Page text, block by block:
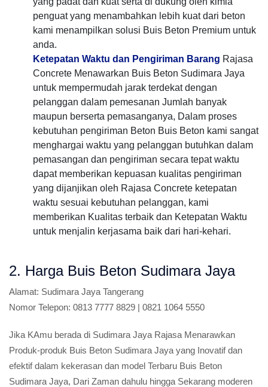
penguat yang menambahkan lebih kuat dari beton
kami menampilkan solusi Buis Beton Premium untuk
anda.
Ketepatan Waktu dan Pengiriman Barang Rajasa
Concrete Menawarkan Buis Beton Sudimara Jaya
untuk mempermudah jarak terdekat dengan
pelanggan dalam pemesanan Jumlah banyak
maupun berserta pemasanganya, Dalam proses
kebutuhan pengiriman Beton Buis Beton kami sangat
menghargai waktu yang pelanggan butuhkan dalam
pemasangan dan pengiriman secara tepat waktu
dapat memberikan kepuasan kualitas pengiriman
yang dijanjikan oleh Rajasa Concrete ketepatan
waktu sesuai kebutuhan pelanggan, kami
memberikan Kualitas terbaik dan Ketepatan Waktu
untuk menjalin kerjasama baik dari hari-kehari.
2. Harga Buis Beton Sudimara Jaya
Alamat: Sudimara Jaya Tangerang
Nomor Telepon: 0813 7777 8829 | 0821 1064 5550
Jika KAmu berada di Sudimara Jaya Rajasa Menarawkan
Produk-produk Buis Beton Sudimara Jaya yang Inovatif dan
efektif dalam kekerasan dan model Terbaru Buis Beton
Sudimara Jaya, Dari Zaman dahulu hingga Sekarang moderen